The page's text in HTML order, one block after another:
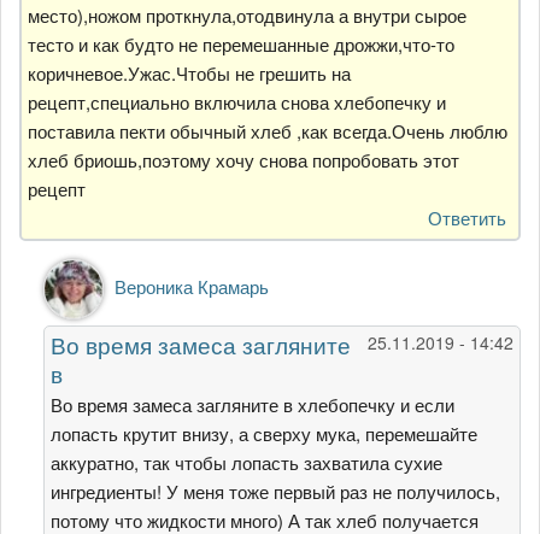
место),ножом проткнула,отодвинула а внутри сырое
тесто и как будто не перемешанные дрожжи,что-то
коричневое.Ужас.Чтобы не грешить на
рецепт,специально включила снова хлебопечку и
поставила пекти обычный хлеб ,как всегда.Очень люблю
хлеб бриошь,поэтому хочу снова попробовать этот
рецепт
Ответить
Ответ
на
Специально
сделаю
второй
раз
Гость
Вероника Крамарь
25.11.2019 - 14:42
Во время замеса загляните
в
Во время замеса загляните в хлебопечку и если
лопасть крутит внизу, а сверху мука, перемешайте
аккуратно, так чтобы лопасть захватила сухие
ингредиенты! У меня тоже первый раз не получилось,
потому что жидкости много) А так хлеб получается